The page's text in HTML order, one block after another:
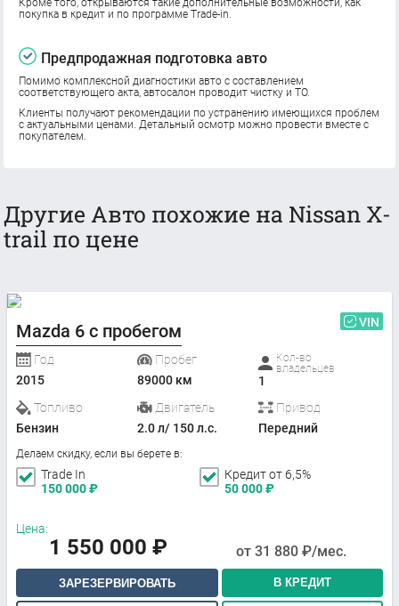
покупка в кредит и по программе Trade-in.
Предпродажная подготовка авто
Помимо комплексной диагностики авто с составлением
соответствующего акта, автосалон проводит чистку и ТО.
Клиенты получают рекомендации по устранению имеющихся проблем
с актуальными ценами. Детальный осмотр можно провести вместе с
покупателем.
Другие Авто похожие на Nissan X-
trail по цене
Mazda 6 с пробегом VIN
Год
2015
Пробег
89000 км
Кол-во
владельцев
1
Топливо
Бензин
Двигатель
2.0 л/ 150 л.с.
Привод
Передний
Делаем скидку, если вы берете в:
Trade In
150 000₽
Кредит от 6,5%
50 000₽
Цена:
1 550 000 ₽ от 31 880 ₽/мес.
ЗАРЕЗЕРВИРОВАТЬ В КРЕДИТ